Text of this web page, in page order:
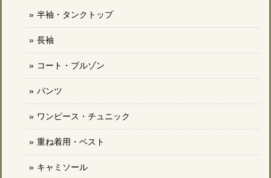
半袖・タンクトップ
長袖
コート・ブルゾン
パンツ
ワンピース・チュニック
重ね着用・ベスト
キャミソール